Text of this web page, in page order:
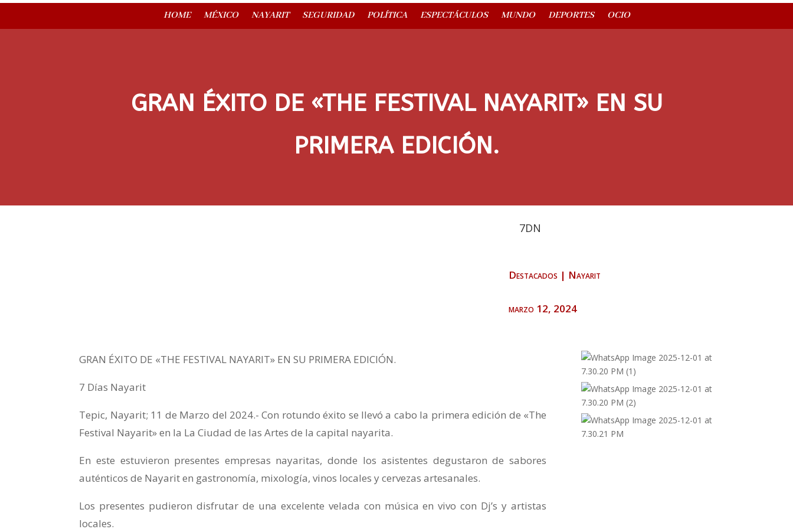
HOME MÉXICO NAYARIT SEGURIDAD POLÍTICA ESPECTÁCULOS MUNDO DEPORTES OCIO
GRAN ÉXITO DE «THE FESTIVAL NAYARIT» EN SU
PRIMERA EDICIÓN.
7DN
Destacados | Nayarit
marzo 12, 2024
GRAN ÉXITO DE «THE FESTIVAL NAYARIT» EN SU PRIMERA EDICIÓN.
7 Días Nayarit
Tepic, Nayarit; 11 de Marzo del 2024.- Con rotundo éxito se llevó a cabo la primera edición de «The
Festival Nayarit» en la La Ciudad de las Artes de la capital nayarita.
En este estuvieron presentes empresas nayaritas, donde los asistentes degustaron de sabores
auténticos de Nayarit en gastronomía, mixología, vinos locales y cervezas artesanales.
Los presentes pudieron disfrutar de una excelente velada con música en vivo con Dj’s y artistas
locales.